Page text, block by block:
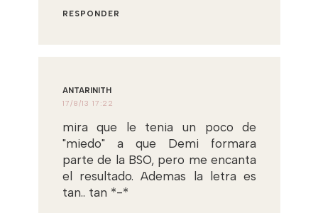
RESPONDER
ANTARINITH
17/8/13 17:22
mira que le tenia un poco de
"miedo" a que Demi formara
parte de la BSO, pero me encanta
el resultado. Ademas la letra es
tan.. tan *-*